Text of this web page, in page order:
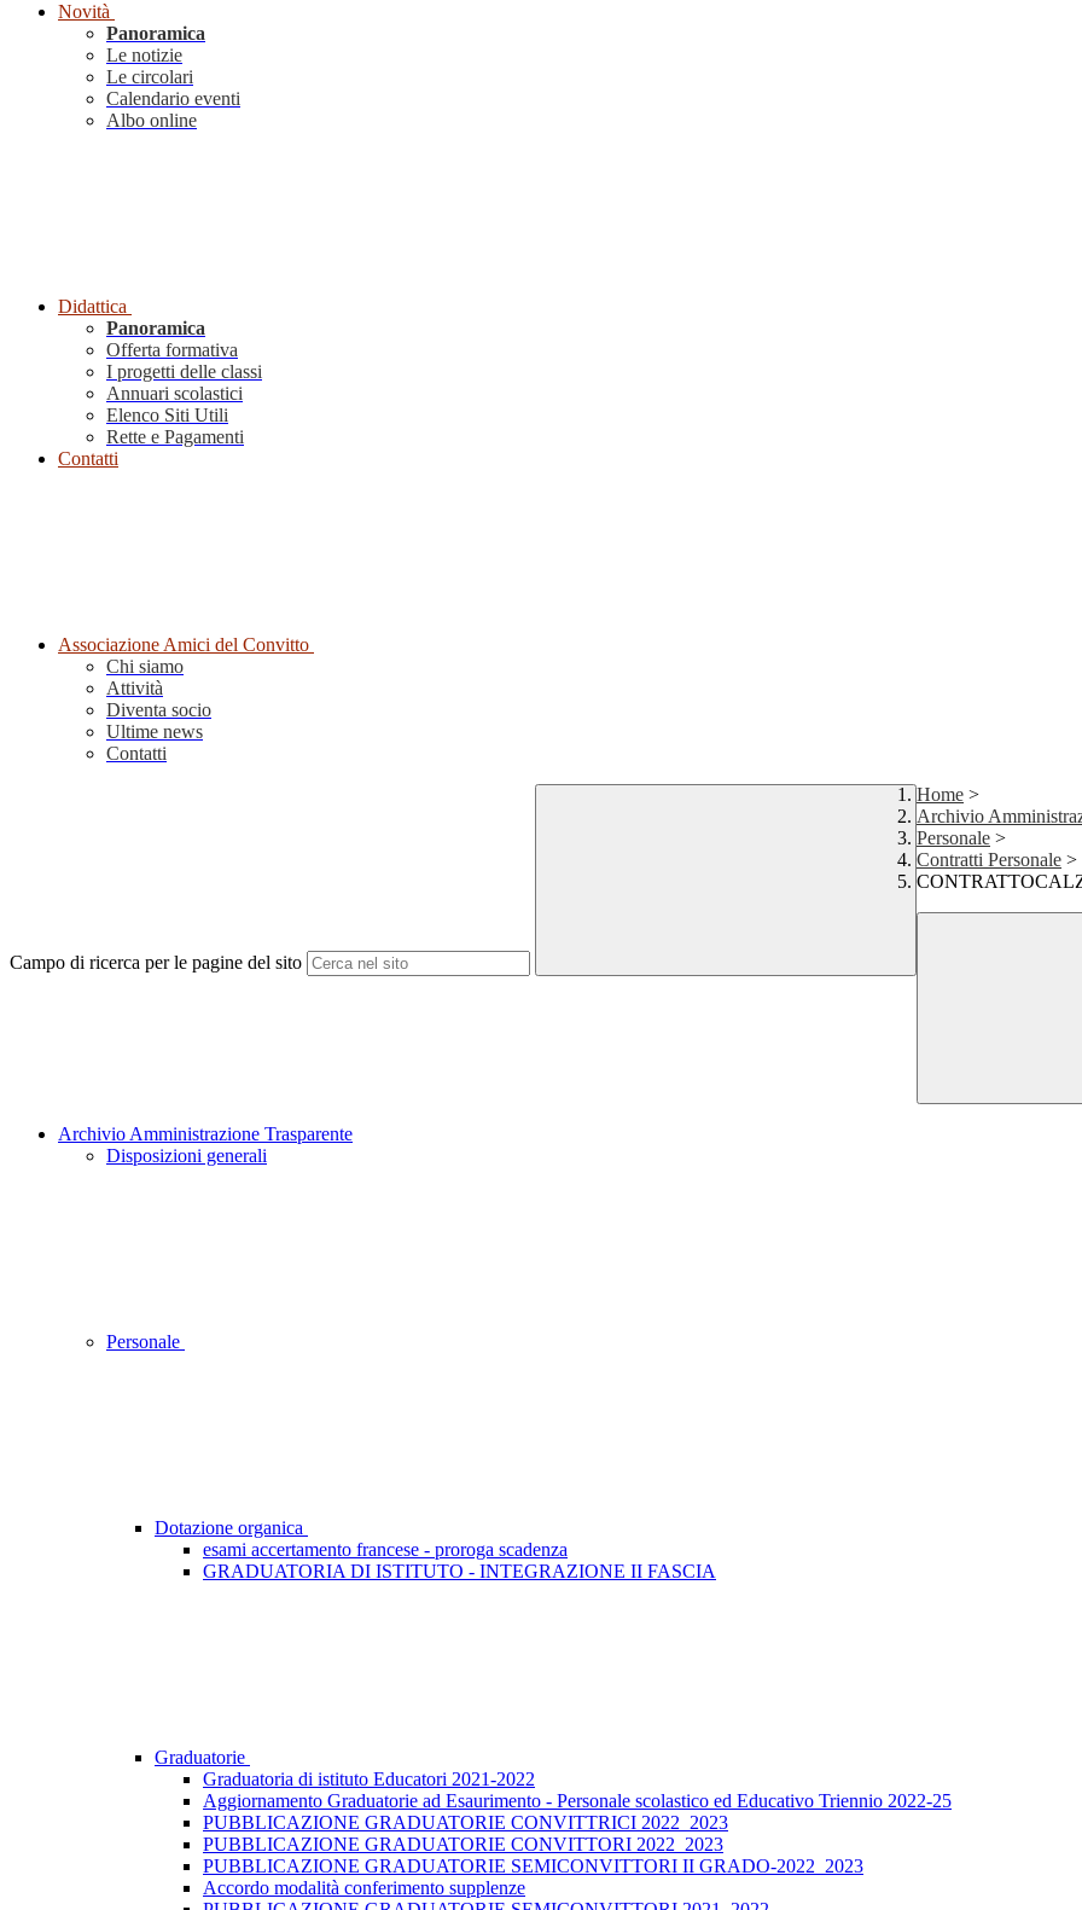
Novità
Panoramica
Le notizie
Le circolari
Calendario eventi
Albo online
Didattica
Panoramica
Offerta formativa
I progetti delle classi
Annuari scolastici
Elenco Siti Utili
Rette e Pagamenti
Contatti
Associazione Amici del Convitto
Chi siamo
Attività
Diventa socio
Ultime news
Contatti
Campo di ricerca per le pagine del sito
Home >
Archivio
Personale >
Contratti Personale >
Archivio Amministrazione Trasparente
Disposizioni generali
Personale
Dotazione organica
esami accertamento francese - proroga scadenza
GRADUATORIA DI ISTITUTO - INTEGRAZIONE II FASCIA
Graduatorie
Graduatoria di istituto Educatori 2021-2022
Aggiornamento Graduatorie ad Esaurimento - Personale scolastico ed Educativo Triennio 2022-25
PUBBLICAZIONE GRADUATORIE CONVITTRICI 2022_2023
PUBBLICAZIONE GRADUATORIE CONVITTORI 2022_2023
PUBBLICAZIONE GRADUATORIE SEMICONVITTORI II GRADO-2022_2023
Accordo modalità conferimento supplenze